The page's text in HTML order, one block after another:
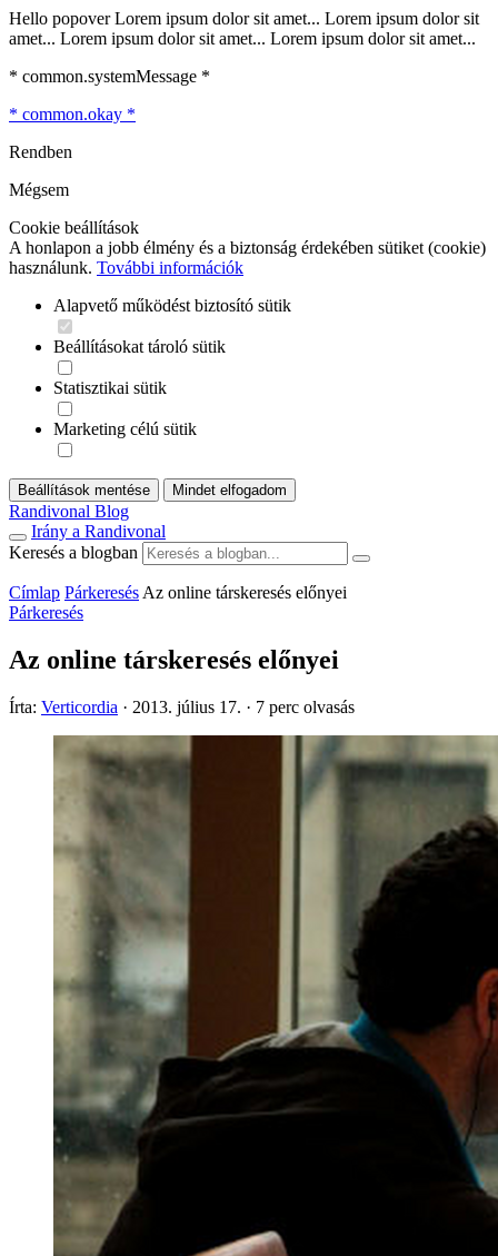
Hello popover Lorem ipsum dolor sit amet... Lorem ipsum dolor sit
amet... Lorem ipsum dolor sit amet... Lorem ipsum dolor sit amet...
* common.systemMessage *
* common.okay *
Rendben
Mégsem
Cookie beállítások
A honlapon a jobb élmény és a biztonság érdekében sütiket (cookie)
használunk. További információk
Alapvető működést biztosító sütik
Beállításokat tároló sütik
Statisztikai sütik
Marketing célú sütik
Beállítások mentése Mindet elfogadom
Randivonal Blog
Irány a Randivonal
Keresés a blogban
Címlap Párkeresés Az online társkeresés előnyei
Párkeresés
Az online társkeresés előnyei
Írta: Verticordia · 2013. július 17. · 7 perc olvasás